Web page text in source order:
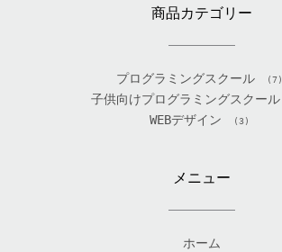
商品カテゴリー
プログラミングスクール (7)
子供向けプログラミングスクール
WEBデザイン (3)
メニュー
ホーム